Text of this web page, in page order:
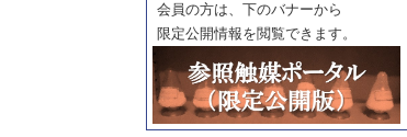
会員の方は、下のバナーから
限定公開情報を閲覧できます。